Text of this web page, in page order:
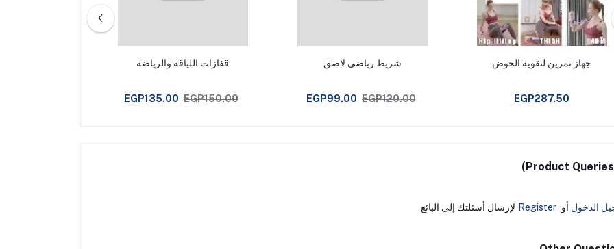
جهاز تمرين لتقوية الحوض
EGP287.50
شريط رياضى لاصق
EGP99.00 EGP120.00
قفازات اللياقة والرياضة
EGP135.00 EGP150.00
Product Queries
الدخول أو Register لإرسال أسئلتك إلى البائع